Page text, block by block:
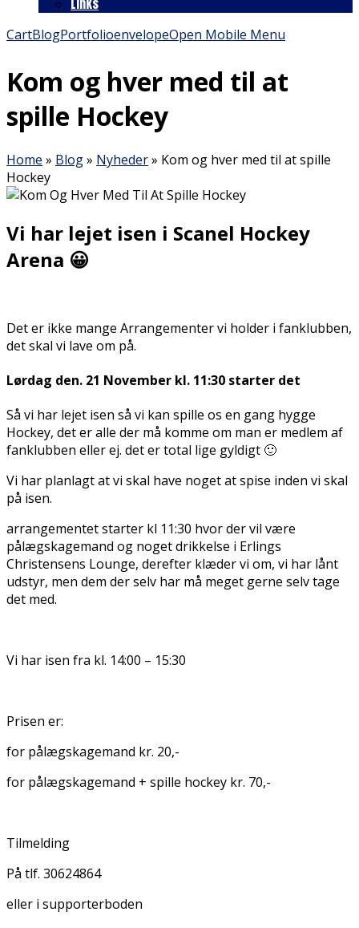
CartBlogPortfolioenvelopeOpen Mobile Menu
Kom og hver med til at
spille Hockey
Home » Blog» Nyheder» Kom og hver med til at spille
Hockey
Vi har lejet isen i Scanel Hockey
Arena 😀
Det er ikke mange Arrangementer vi holder i fanklubben,
det skal vi lave om på.
Lørdag den. 21 November kl. 11:30 starter det
Så vi har lejet isen så vi kan spille os en gang hygge
Hockey, det er alle der må komme om man er medlem af
fanklubben eller ej. det er total lige gyldigt 🙂
Vi har planlagt at vi skal have noget at spise inden vi skal
på isen.
arrangementet starter kl 11:30 hvor der vil være
pålægskagemand og noget drikkelse i Erlings
Christensens Lounge, derefter klæder vi om, vi har lånt
udstyr, men dem der selv har må meget gerne selv tage
det med.
Vi har isen fra kl. 14:00 – 15:30
Prisen er:
for pålægskagemand kr. 20,-
for pålægskagemand + spille hockey kr. 70,-
Tilmelding
På tlf. 30624864
eller i supporterboden